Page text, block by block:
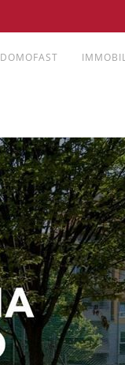
DOMOFAST